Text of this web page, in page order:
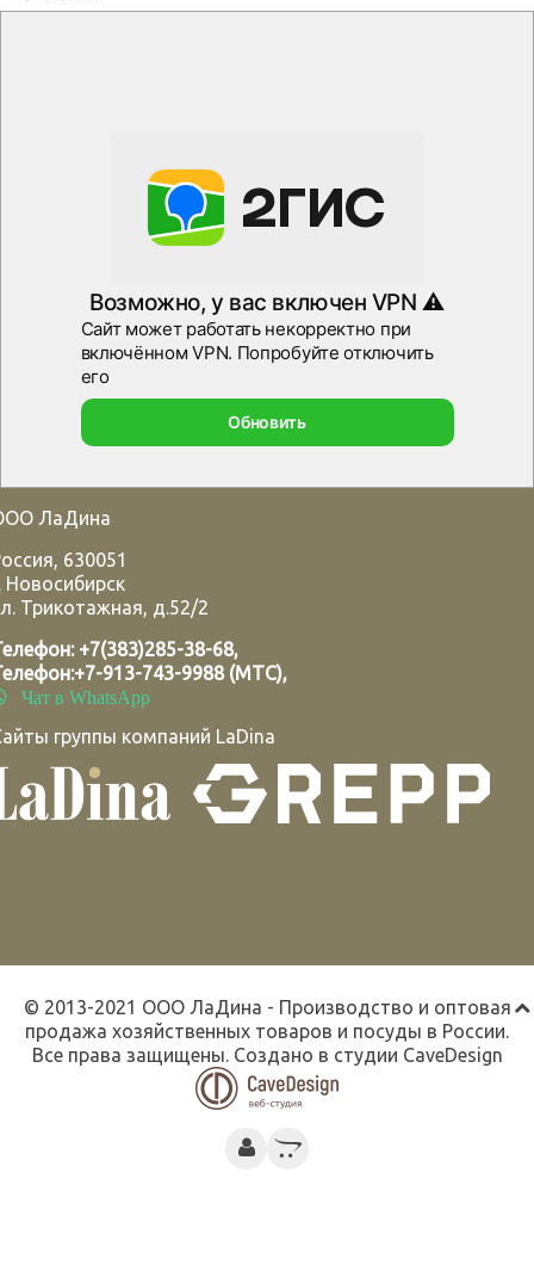
ЛаДина
, 630051
Новосибирск
Трикотажная, д.52/2
+7(383)285-38-68,
+7-913-743-9988 (МТС),
Чат в WhatsApp
группы компаний LaDina
© 2013-2021 ООО ЛаДина - Производство и оптовая
продажа хозяйственных товаров и посуды в России.
Все права защищены. Создано в студии CaveDesign